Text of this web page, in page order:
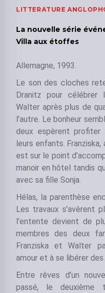
LITTERATURE
La nouvelle série
Villa aux étoffes
Allemagne, 1993.
Le son des cloches
Dranitz pour célébrer
Walter après plus de
l’autre. Le bonheur
deux espèrent
leurs enfants.
est sur le point
manoir en hôtel tandis
avec sa fille Sonja.
Hélas, la parenthèse
Les travaux s’avèrent
l’entente devient de
membres des deux
Franziska et Walter
amour et à se libérer
Entre rêves d’un
passé, le deuxième